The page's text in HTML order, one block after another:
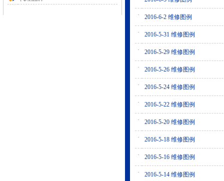
· 2016-6-2 维修图例
· 2016-5-31 维修图例
· 2016-5-29 维修图例
· 2016-5-26 维修图例
· 2016-5-24 维修图例
· 2016-5-22 维修图例
· 2016-5-20 维修图例
· 2016-5-18 维修图例
· 2016-5-16 维修图例
· 2016-5-14 维修图例